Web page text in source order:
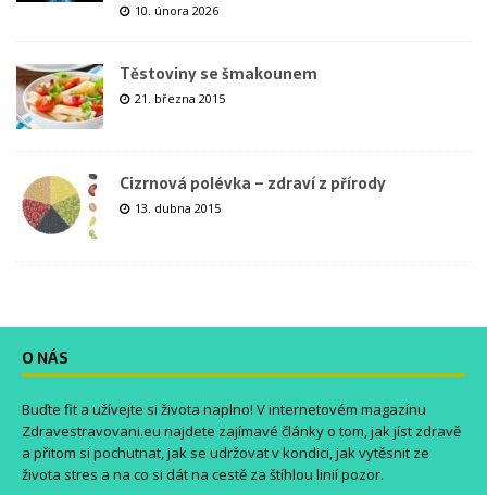
10. února 2026
Těstoviny se šmakounem
21. března 2015
Cizrnová polévka – zdraví z přírody
13. dubna 2015
O NÁS
Buďte fit a užívejte si života naplno! V internetovém magazínu
Zdravestravovani.eu najdete zajímavé články o tom, jak jíst zdravě
a přitom si pochutnat, jak se udržovat v kondici, jak vytěsnit ze
života stres a na co si dát na cestě za štíhlou linií pozor.